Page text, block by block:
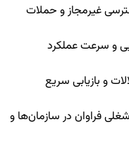
غیرمجاز و حملات
و سرعت عملکرد
و بازیابی سریع
فراوان در سازمان‌ها و